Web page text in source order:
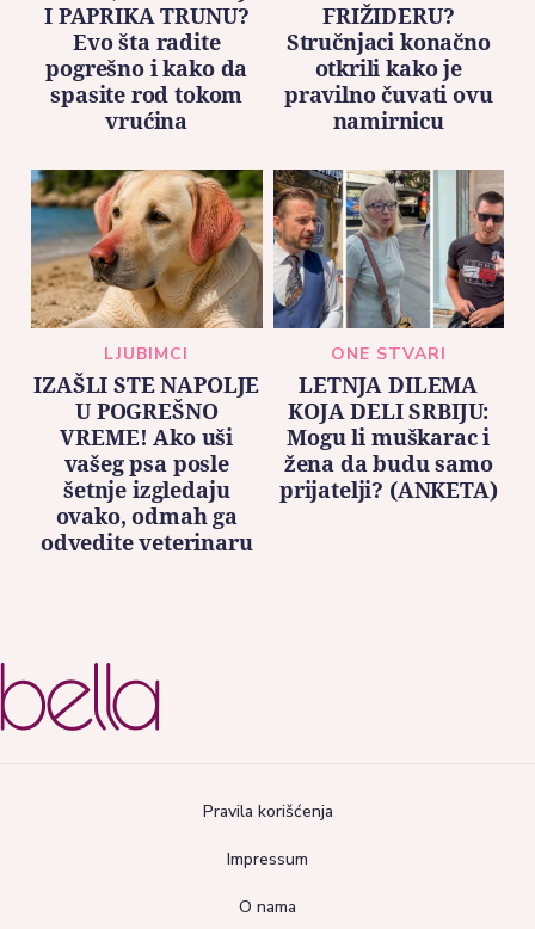
I PAPRIKA TRUNU?
Evo šta radite
pogrešno i kako da
spasite rod tokom
vrućina
FRIŽIDERU?
Stručnjaci konačno
otkrili kako je
pravilno čuvati ovu
namirnicu
LJUBIMCI
IZAŠLI STE NAPOLJE
U POGREŠNO
VREME! Ako uši
vašeg psa posle
šetnje izgledaju
ovako, odmah ga
odvedite veterinaru
ONE STVARI
LETNJA DILEMA
KOJA DELI SRBIJU:
Mogu li muškarac i
žena da budu samo
prijatelji? (ANKETA)
Pravila korišćenja
Impressum
O nama